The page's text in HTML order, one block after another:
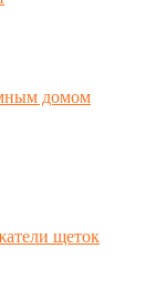
домом
щеток